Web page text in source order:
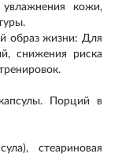
кожи,
образ жизни: Для
снижения риска
Порций в
стеариновая